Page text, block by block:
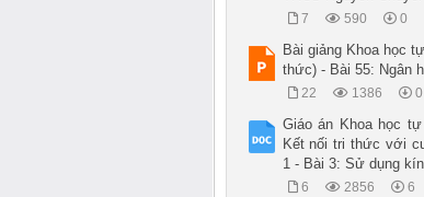
7 590 0
Bài giảng Khoa học
thức) - Bài 55: Ngân
22 1386 0
Giáo án Khoa học
Kết nối tri thức với
1 - Bài 3: Sử dụng
6 2856 6